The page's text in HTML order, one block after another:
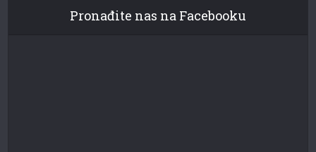
Pronađite nas na Facebooku